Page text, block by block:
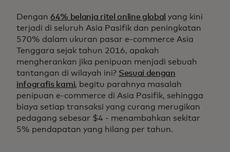
Dengan 64% belanja ritel online global yang kini
terjadi di seluruh Asia Pasifik dan peningkatan
570% dalam ukuran pasar e-commerce Asia
Tenggara sejak tahun 2016, apakah
mengherankan jika penipuan menjadi sebuah
tantangan di wilayah ini? Sesuai dengan
infografis kami, begitu parahnya masalah
penipuan e-commerce di Asia Pasifik, sehingga
biaya setiap transaksi yang curang merugikan
pedagang sebesar $4 - menambahkan sekitar
5% pendapatan yang hilang per tahun.